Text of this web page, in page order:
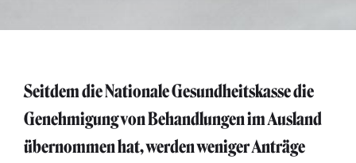
Seitdem die Nationale Gesundheitskasse die
Genehmigung von Behandlungen im Ausland
übernommen hat, werden weniger Anträge